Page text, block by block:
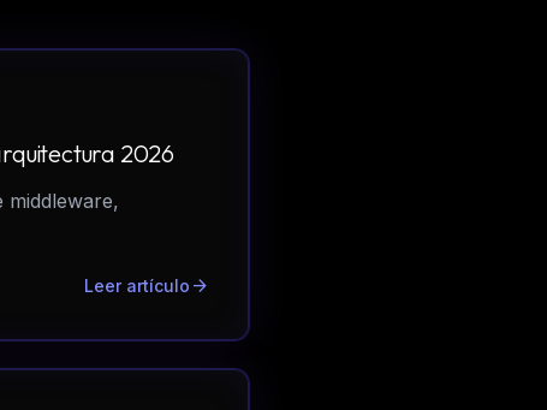
2026
middleware,
Leer artículo arrow_forward